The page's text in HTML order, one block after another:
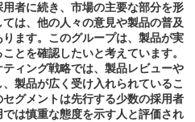
者に続き、市場の主要な部分を形
は、他の人々の意見や製品の普及
ます。このグループは、製品が実
とを確認したいと考えています。
ィング戦略では、製品レビューや
製品が広く受け入れられているこ
グメントは先行する少数の採用者
は慎重な態度を示す人と評価され